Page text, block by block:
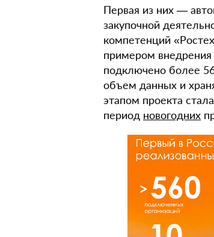
Первая из них —
закупочной
компетенций
примером
подключено более
объем данных и
этапом проекта
период новогодних